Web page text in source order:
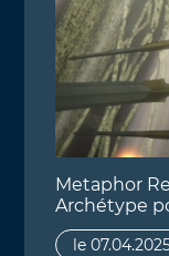
Metaphor
Archétype
le